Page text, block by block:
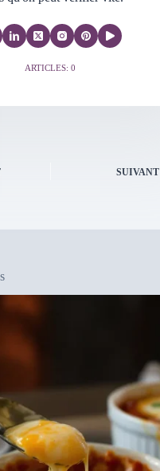
ARTICLES: 0
SUIVANT